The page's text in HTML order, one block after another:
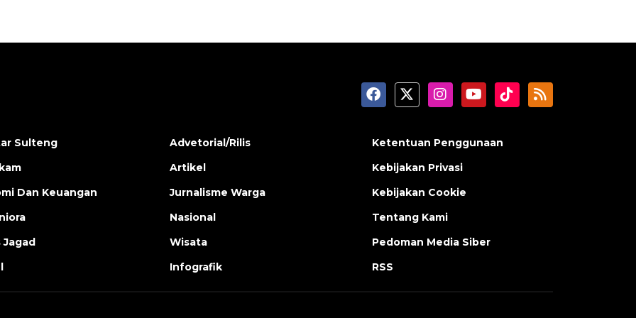
Sulteng
Dan Keuangan
Jagad
Advetorial/Rilis
Artikel
Jurnalisme Warga
Nasional
Wisata
Infografik
Ketentuan Penggunaan
Kebijakan Privasi
Kebijakan Cookie
Tentang Kami
Pedoman Media Siber
RSS